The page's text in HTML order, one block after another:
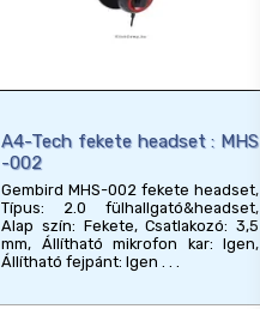
A4-Tech fekete headset : MHS
-002
Gembird MHS-002 fekete headset,
Típus: 2.0 fülhallgató&headset,
Alap szín: Fekete, Csatlakozó: 3,5
mm, Állítható mikrofon kar: Igen,
Állítható fejpánt: Igen